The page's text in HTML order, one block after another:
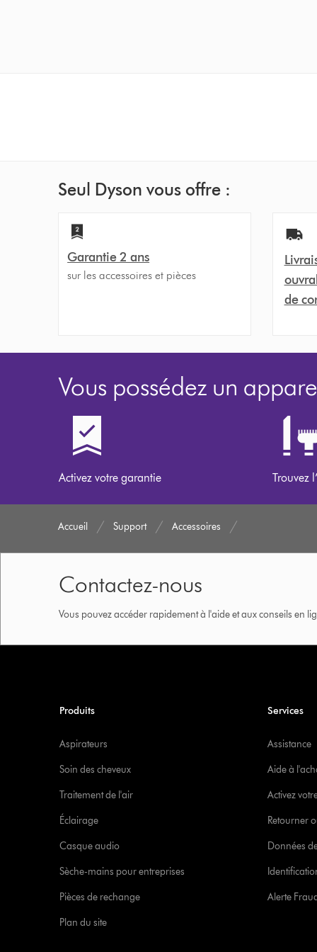
Seul Dyson vous offre :
Garantie 2 ans
sur les accessoires et pièces
de
Vous possédez un
Activez votre garantie Trouvez
Accueil Support Accessoires
Contactez-nous
Vous pouvez accéder rapidement à l'aide et aux conseils en
Produits
Aspirateurs
Soin des cheveux
Traitement de l'air
Éclairage
Casque audio
Sèche-mains pour entreprises
Pièces de rechange
Plan du site
Services
Assistance
Aide à
Activez
Retourner
Données
Alerte